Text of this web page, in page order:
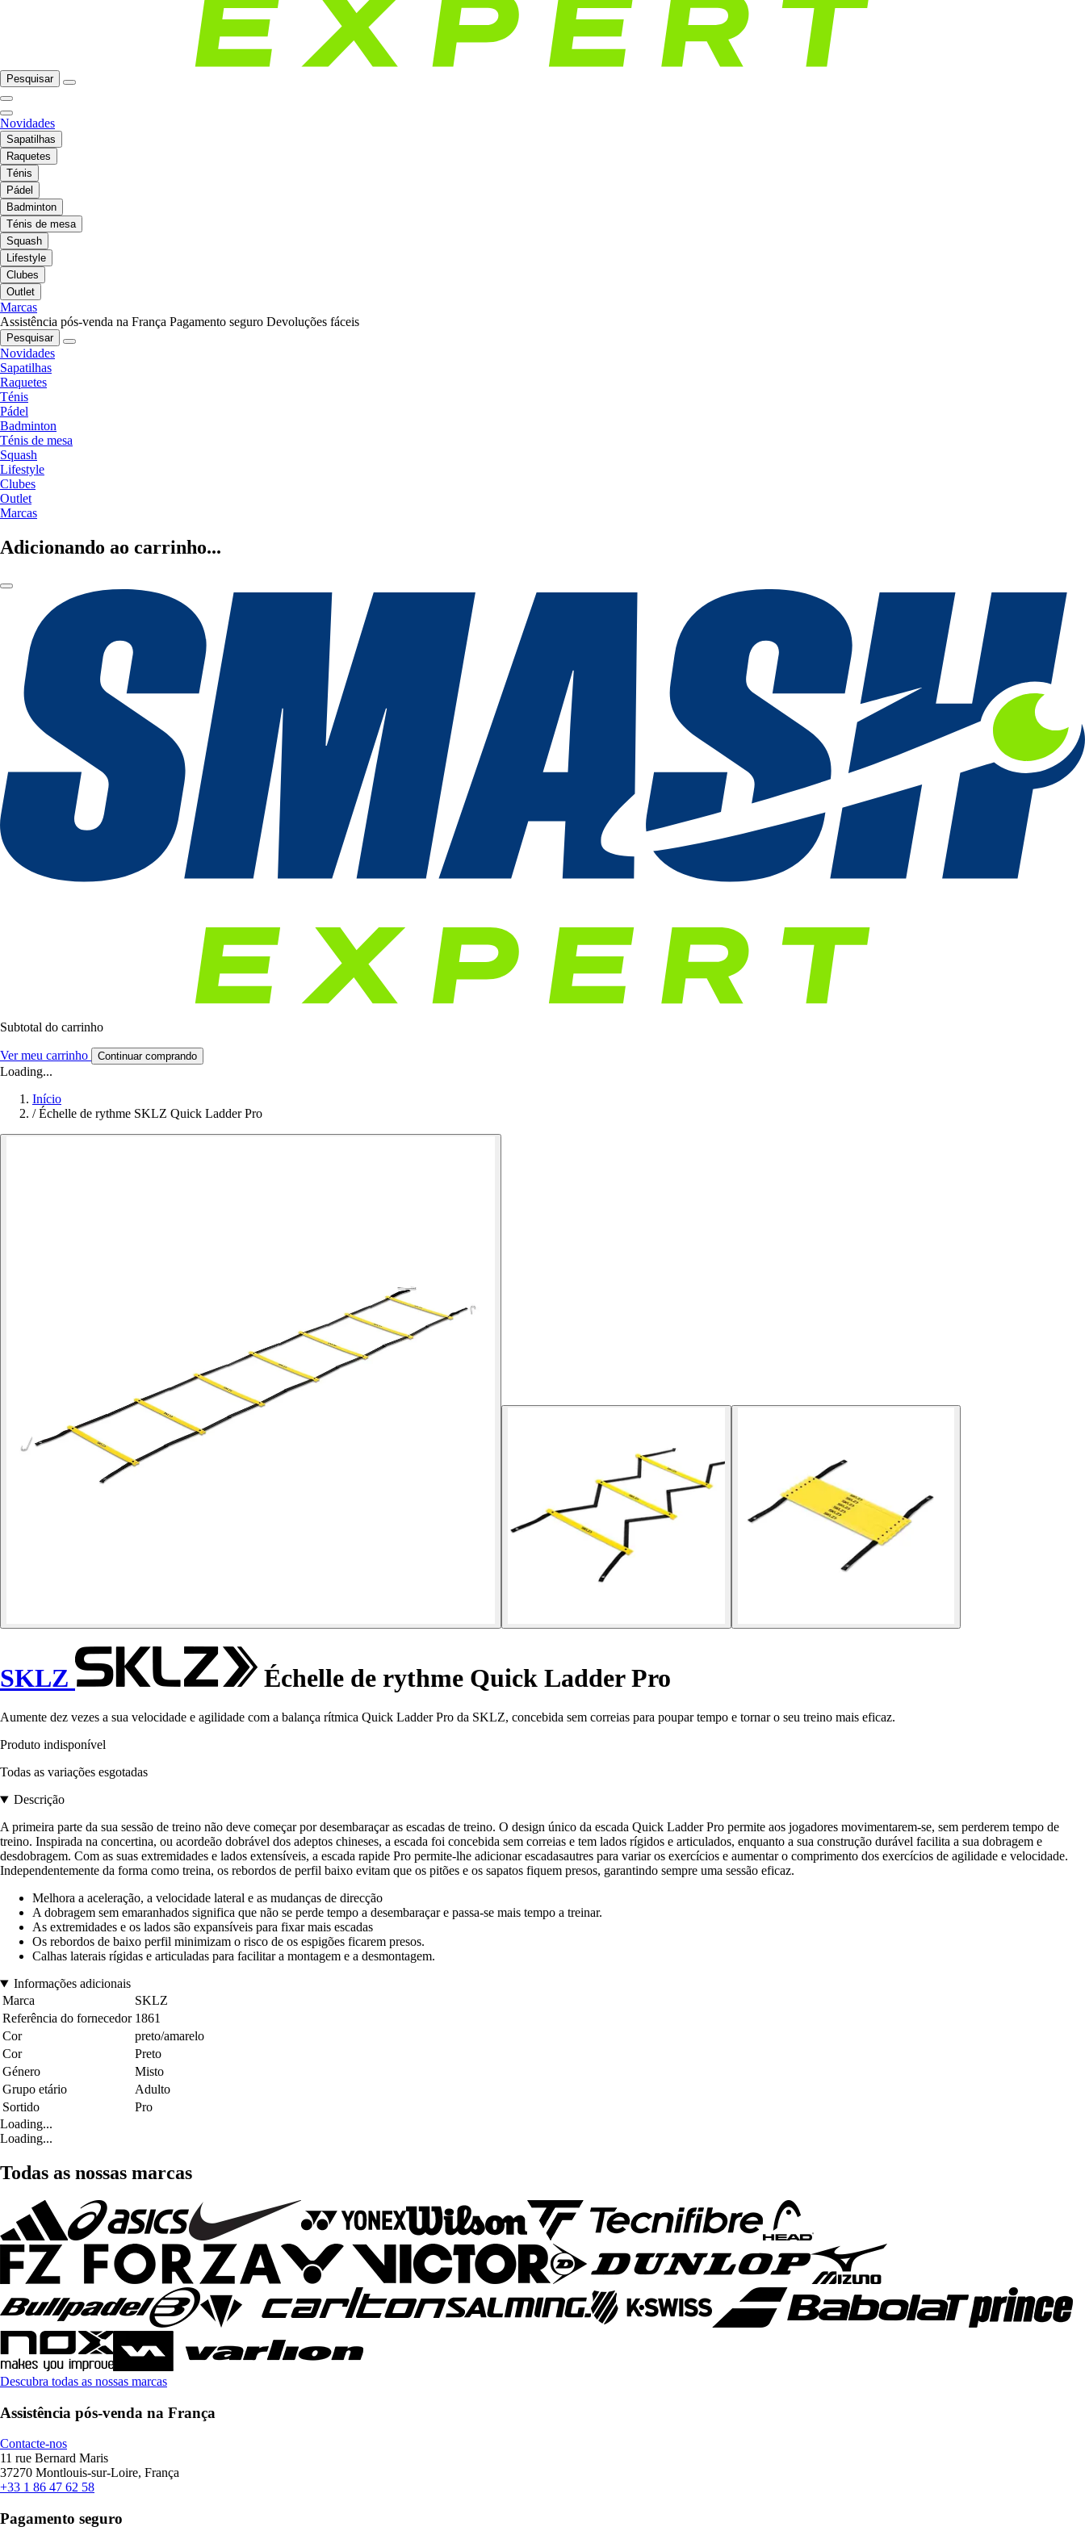
Pesquisar
Novidades
Sapatilhas
Raquetes
Ténis
Pádel
Badminton
Ténis de mesa
Squash
Lifestyle
Clubes
Outlet
Marcas
Assistência pós-venda na França Pagamento seguro Devoluções fáceis
Pesquisar
Novidades
Sapatilhas
Raquetes
Ténis
Pádel
Badminton
Ténis de mesa
Squash
Lifestyle
Clubes
Outlet
Marcas
Adicionando ao carrinho...
Subtotal do carrinho
Ver meu carrinho Continuar comprando
Loading...
Início
/ Échelle de rythme SKLZ Quick Ladder Pro
SKLZ Échelle de rythme Quick Ladder Pro
Aumente dez vezes a sua velocidade e agilidade com a balança rítmica Quick Ladder Pro da SKLZ, concebida sem correias para poupar tempo e tornar o seu treino mais eficaz.
Produto indisponível
Todas as variações esgotadas
Descrição
A primeira parte da sua sessão de treino não deve começar por desembaraçar as escadas de treino. O design único da escada Quick Ladder Pro permite aos jogadores movimentarem-se, sem perderem tempo de
treino. Inspirada na concertina, ou acordeão dobrável dos adeptos chineses, a escada foi concebida sem correias e tem lados rígidos e articulados, enquanto a sua construção durável facilita a sua dobragem e
desdobragem. Com as suas extremidades e lados extensíveis, a escada rapide Pro permite-lhe adicionar escadasautres para variar os exercícios e aumentar o comprimento dos exercícios de agilidade e velocidade.
Independentemente da forma como treina, os rebordos de perfil baixo evitam que os pitões e os sapatos fiquem presos, garantindo sempre uma sessão eficaz.
Melhora a aceleração, a velocidade lateral e as mudanças de direcção
A dobragem sem emaranhados significa que não se perde tempo a desembaraçar e passa-se mais tempo a treinar.
As extremidades e os lados são expansíveis para fixar mais escadas
Os rebordos de baixo perfil minimizam o risco de os espigões ficarem presos.
Calhas laterais rígidas e articuladas para facilitar a montagem e a desmontagem.
Informações adicionais
Marca
SKLZ
Referência do fornecedor 1861
Cor
preto/amarelo
Cor
Preto
Género
Misto
Grupo etário
Adulto
Sortido
Pro
Loading...
Loading...
Todas as nossas marcas
Descubra todas as nossas marcas
Assistência pós-venda na França
Contacte-nos
11 rue Bernard Maris
37270 Montlouis-sur-Loire, França
+33 1 86 47 62 58
Pagamento seguro